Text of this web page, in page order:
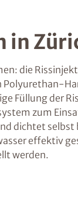
in
die
Füllung der
zum
dichtet
effektiv
werden.